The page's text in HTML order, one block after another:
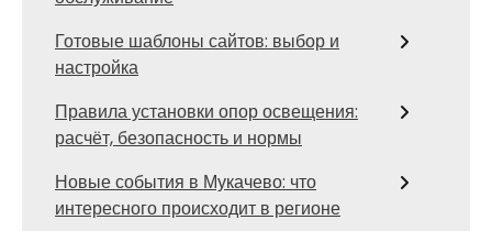
Готовые шаблоны сайтов: выбор и
настройка
Правила установки опор освещения:
расчёт, безопасность и нормы
Новые события в Мукачево: что
интересного происходит в регионе